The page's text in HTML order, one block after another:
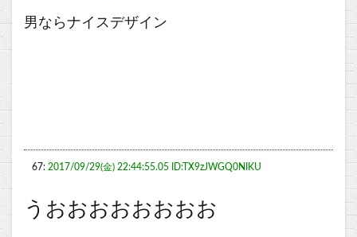
男ならナイスデザイン
67: 2017/09/29(金) 22:44:55.05 ID:TX9zJWGQ0NIKU
うおおおおおおおお